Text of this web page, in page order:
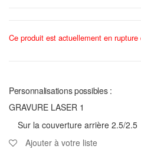
Ce produit est actuellement en rupture
Personnalisations possibles :
GRAVURE LASER 1
Sur la couverture arrière 2.5/2.5
Ajouter à votre liste